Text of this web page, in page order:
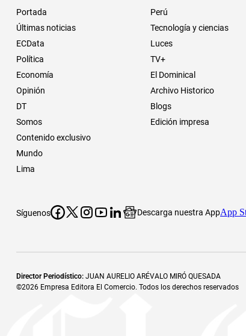
Portada
Últimas noticias
ECData
Política
Economía
Opinión
DT
Somos
Contenido exclusivo
Mundo
Lima
Perú
Tecnología y ciencias
Luces
TV+
El Dominical
Archivo Historico
Blogs
Edición impresa
Síguenos Descarga nuestra AppApp
Director Periodístico: JUAN AURELIO ARÉVALO MIRÓ QUESADA
©2026 Empresa Editora El Comercio. Todos los derechos reservados